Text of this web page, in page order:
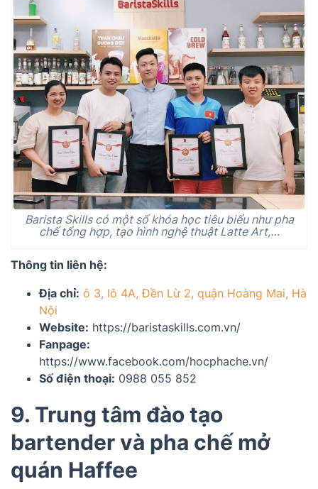
Barista Skills có một số khóa học tiêu biểu như pha
chế tổng hợp, tạo hình nghệ thuật Latte Art,…
Thông tin liên hệ:
Địa chỉ: ô 3, lô 4A, Đền Lừ 2, quận Hoàng Mai, Hà
Nội
Website: https://baristaskills.com.vn/
Fanpage:
https://www.facebook.com/hocphache.vn/
Số điện thoại: 0988 055 852
9. Trung tâm đào tạo
bartender và pha chế mở
quán Haffee